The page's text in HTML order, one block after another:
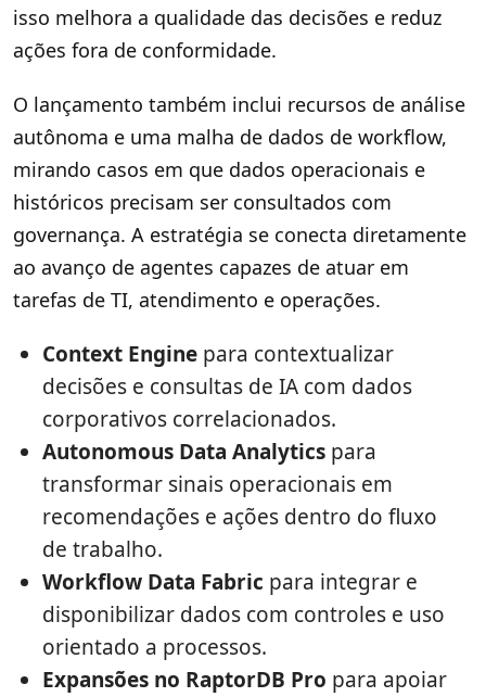
isso melhora a qualidade das decisões e reduz
ações fora de conformidade.
O lançamento também inclui recursos de análise
autônoma e uma malha de dados de workflow,
mirando casos em que dados operacionais e
históricos precisam ser consultados com
governança. A estratégia se conecta diretamente
ao avanço de agentes capazes de atuar em
tarefas de TI, atendimento e operações.
Context Engine para contextualizar
decisões e consultas de IA com dados
corporativos correlacionados.
Autonomous Data Analytics para
transformar sinais operacionais em
recomendações e ações dentro do fluxo
de trabalho.
Workflow Data Fabric para integrar e
disponibilizar dados com controles e uso
orientado a processos.
Expansões no RaptorDB Pro para apoiar